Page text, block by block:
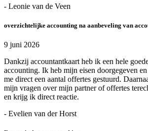
- Leonie van de Veen
overzichtelijke accounting na aanbeveling van
9 juni 2026
Dankzij accountantkaart heb ik een hele
accounting. Ik heb mijn eisen doorgegeven
me direct een aantal offertes gestuurd.
mijn vragen over mijn partner of offertes
en krijg ik direct reactie.
- Evelien van der Horst